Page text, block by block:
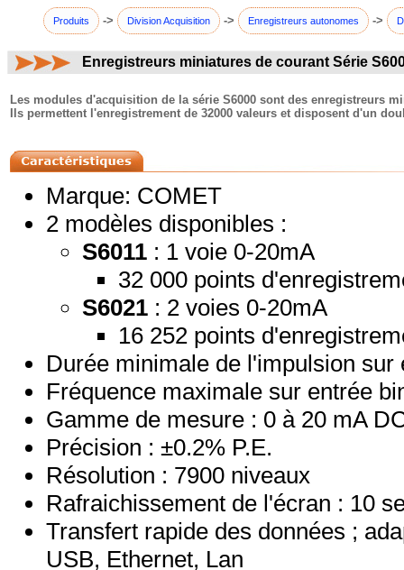
Produits -> Division Acquisition -> Enregistreurs autonomes ->
Enregistreurs miniatures de courant Série
Les modules d'acquisition de la série S6000 sont des enregistreurs
Ils permettent l'enregistrement de 32000 valeurs et disposent d'un
Marque: COMET
2 modèles disponibles :
S6011 : 1 voie 0-20mA
32 000 points
S6021 : 2 voies 0-20mA
16 252 points
Durée minimale de l'impulsion sur
Fréquence maximale sur entrée
Gamme de mesure : 0 à 20 mA
Précision : ±0.2% P.E.
Résolution : 7900 niveaux
Rafraichissement de l'écran : 10
Transfert rapide des données ;
USB, Ethernet, Lan